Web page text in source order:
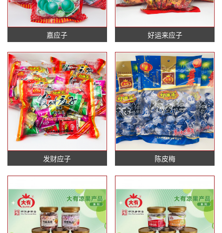
嘉应子 好运来应子
发财应子 陈皮梅